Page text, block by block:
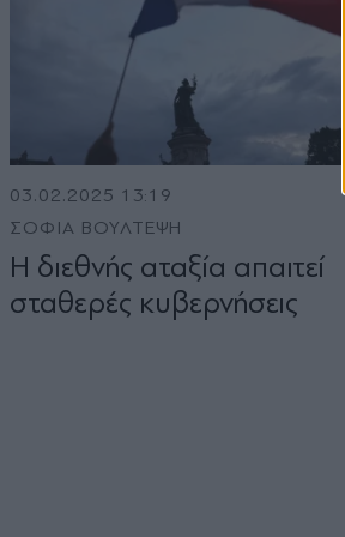
03.02.2025 13:19
ΣΟΦΙΑ ΒΟΥΛΤΕΨΗ
Η διεθνής αταξία απαιτεί
σταθερές κυβερνήσεις